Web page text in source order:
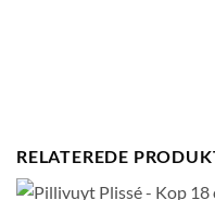
RELATEREDE